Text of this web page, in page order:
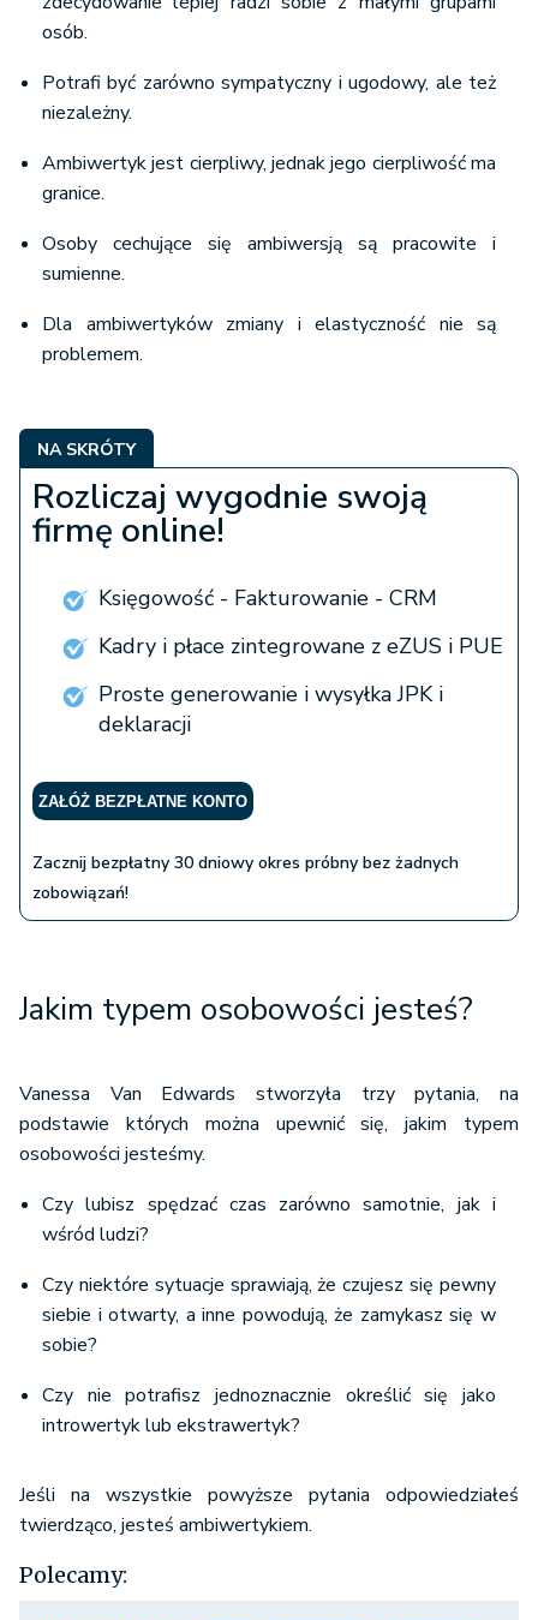
osób.
Potrafi być zarówno sympatyczny i ugodowy, ale też
niezależny.
Ambiwertyk jest cierpliwy, jednak jego cierpliwość ma
granice.
Osoby cechujące się ambiwersją są pracowite i
sumienne.
Dla ambiwertyków zmiany i elastyczność nie są
problemem.
NA SKRÓTY
Rozliczaj wygodnie swoją
firmę online!
Księgowość - Fakturowanie - CRM
Kadry i płace zintegrowane z eZUS i PUE
Proste generowanie i wysyłka JPK i
deklaracji
ZAŁÓŻ BEZPŁATNE KONTO
Zacznij bezpłatny 30 dniowy okres próbny bez żadnych
zobowiązań!
Jakim typem osobowości jesteś?
Vanessa Van Edwards stworzyła trzy pytania, na
podstawie których można upewnić się, jakim typem
osobowości jesteśmy.
Czy lubisz spędzać czas zarówno samotnie, jak i
wśród ludzi?
Czy niektóre sytuacje sprawiają, że czujesz się pewny
siebie i otwarty, a inne powodują, że zamykasz się w
sobie?
Czy nie potrafisz jednoznacznie określić się jako
introwertyk lub ekstrawertyk?
Jeśli na wszystkie powyższe pytania odpowiedziałeś
twierdząco, jesteś ambiwertykiem.
Polecamy: